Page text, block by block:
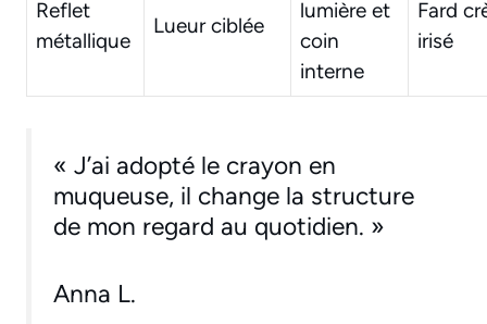
Reflet
métallique
Lueur ciblée
lumière et
coin
interne
Fard
irisé
« J’ai adopté le crayon en
muqueuse, il change la structure
de mon regard au quotidien. »
Anna L.